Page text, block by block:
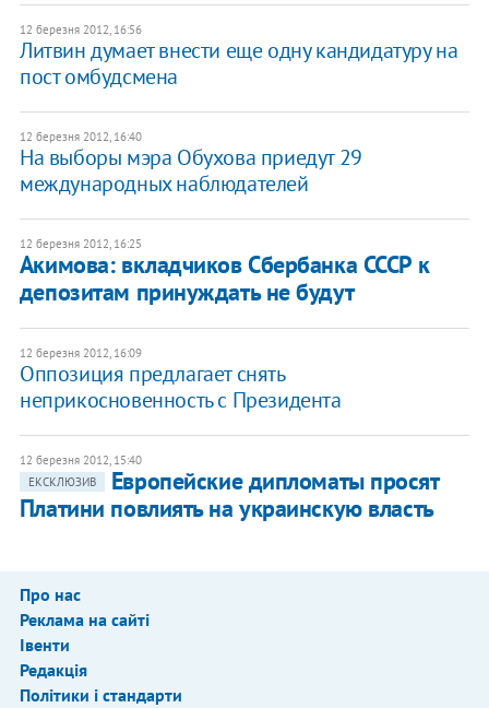
12 березня 2012, 16:56
Литвин думает внести еще одну кандидатуру на
пост омбудсмена
12 березня 2012, 16:40
На выборы мэра Обухова приедут 29
международных наблюдателей
12 березня 2012, 16:25
Акимова: вкладчиков Сбербанка СССР к
депозитам принуждать не будут
12 березня 2012, 16:09
Оппозиция предлагает снять
неприкосновенность с Президента
12 березня 2012, 15:40
ЕКСКЛЮЗИВ
Европейские дипломаты просят
Платини повлиять на украинскую власть
Про нас
Реклама на сайті
Івенти
Редакція
Політики і стандарти